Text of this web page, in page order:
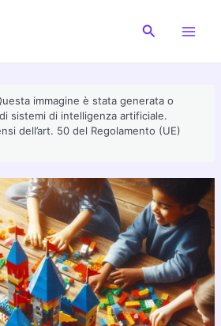
Cerca
immagine è stata generata o
sistemi di intelligenza artificiale.
dell’art. 50 del Regolamento (UE)